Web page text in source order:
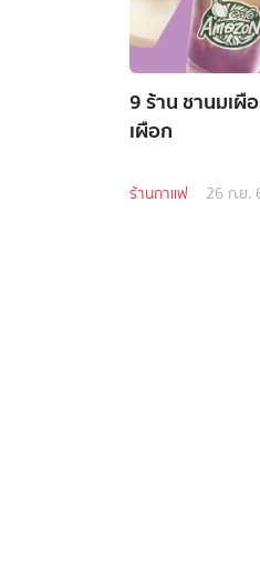
9 ร้าน ชานมเผื
เผือก
ร้านกาแฟ 26 ก.ย.